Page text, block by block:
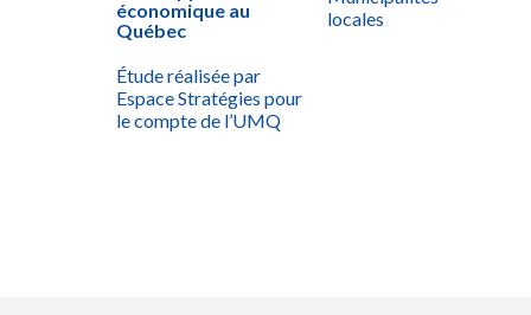
économique au
Québec
Étude réalisée par
Espace Stratégies pour
le compte de l’UMQ
locales